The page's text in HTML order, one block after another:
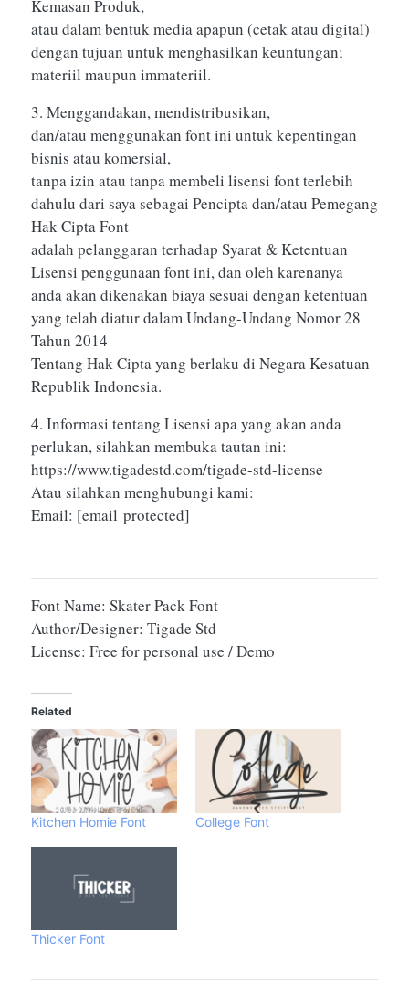
Kemasan Produk,
atau dalam bentuk media apapun (cetak atau digital)
dengan tujuan untuk menghasilkan keuntungan;
materiil maupun immateriil.
3. Menggandakan, mendistribusikan,
dan/atau menggunakan font ini untuk kepentingan
bisnis atau komersial,
tanpa izin atau tanpa membeli lisensi font terlebih
dahulu dari saya sebagai Pencipta dan/atau Pemegang
Hak Cipta Font
adalah pelanggaran terhadap Syarat & Ketentuan
Lisensi penggunaan font ini, dan oleh karenanya
anda akan dikenakan biaya sesuai dengan ketentuan
yang telah diatur dalam Undang-Undang Nomor 28
Tahun 2014
Tentang Hak Cipta yang berlaku di Negara Kesatuan
Republik Indonesia.
4. Informasi tentang Lisensi apa yang akan anda
perlukan, silahkan membuka tautan ini:
https://www.tigadestd.com/tigade-std-license
Atau silahkan menghubungi kami:
Email: [email protected]
Font Name: Skater Pack Font
Author/Designer: Tigade Std
License: Free for personal use / Demo
Related
Kitchen Homie Font College Font
Thicker Font